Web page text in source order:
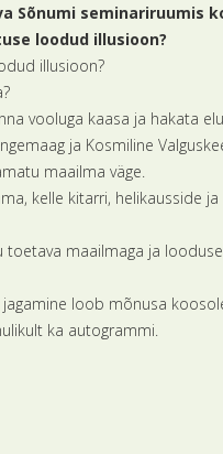
Sõnumi seminariruumis
loodud illusioon?
illusioon?
vooluga kaasa ja hakata
ja Kosmiline
maailma väge.
kelle kitarri, helikausside
maailmaga ja
loob mõnusa
ka autogrammi.